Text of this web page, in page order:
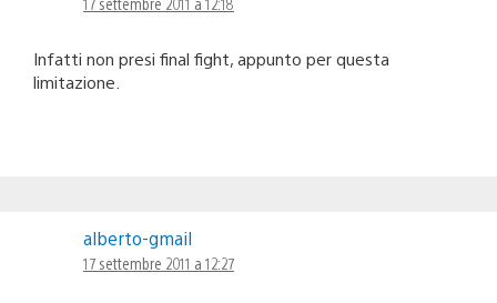
Infatti non presi final fight, appunto per questa
limitazione.
alberto-gmail
17 settembre 2011 a 12:27